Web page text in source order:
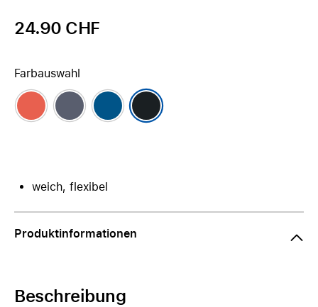
24.90 CHF
Farbauswahl
weich, flexibel
Produktinformationen
Beschreibung